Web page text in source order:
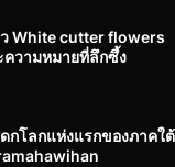
White cutter flowers
ความหมายที่ลึกซึ้ง
กโลกแห่งแรกของภาคใต้